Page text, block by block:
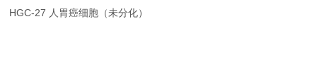
HGC-27 人胃癌细胞（未分化）